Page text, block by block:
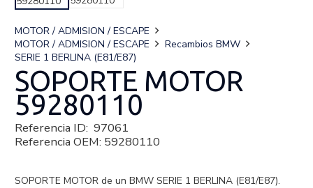
MOTOR / ADMISION / ESCAPE
MOTOR / ADMISION / ESCAPE
Recambios BMW
SERIE 1 BERLINA (E81/E87)
SOPORTE MOTOR
59280110
Referencia ID: 97061
Referencia OEM: 59280110
SOPORTE MOTOR de un BMW SERIE 1 BERLINA (E81/E87).